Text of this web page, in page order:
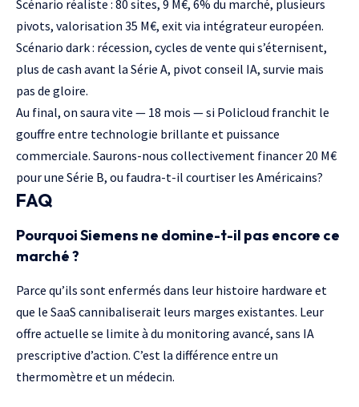
Scénario réaliste : 80 sites, 9 M€, 6% du marché, plusieurs
pivots, valorisation 35 M€, exit via intégrateur européen.
Scénario dark : récession, cycles de vente qui s’éternisent,
plus de cash avant la Série A, pivot conseil IA, survie mais
pas de gloire.
Au final, on saura vite — 18 mois — si Policloud franchit le
gouffre entre technologie brillante et puissance
commerciale. Saurons-nous collectivement financer 20 M€
pour une Série B, ou faudra-t-il courtiser les Américains?
FAQ
Pourquoi Siemens ne domine-t-il pas encore ce
marché ?
Parce qu’ils sont enfermés dans leur histoire hardware et
que le SaaS cannibaliserait leurs marges existantes. Leur
offre actuelle se limite à du monitoring avancé, sans IA
prescriptive d’action. C’est la différence entre un
thermomètre et un médecin.